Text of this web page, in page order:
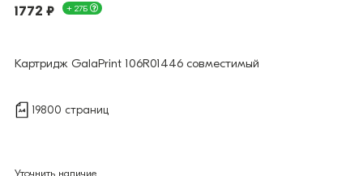
1772 ₽ + 27Б
Картридж GalaPrint 106R01446 совместимый
19800 страниц
Уточнить наличие